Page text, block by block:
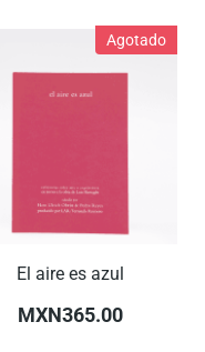
Agotado
El aire es azul
MXN365.00